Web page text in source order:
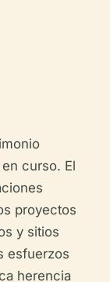
proyectos
y sitios
esfuerzos
herencia